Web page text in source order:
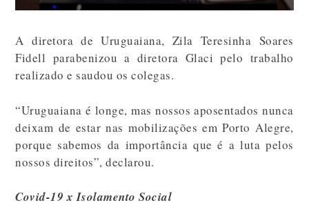
A diretora de Uruguaiana, Zila Teresinha Soares
Fidell parabenizou a diretora Glaci pelo trabalho
realizado e saudou os colegas.
“Uruguaiana é longe, mas nossos aposentados nunca
deixam de estar nas mobilizações em Porto Alegre,
porque sabemos da importância que é a luta pelos
nossos direitos”, declarou.
Covid-19 x Isolamento Social